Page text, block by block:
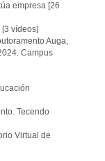
empresa [26
[3 vídeos]
Auga,
Campus
Tecendo
Virtual de